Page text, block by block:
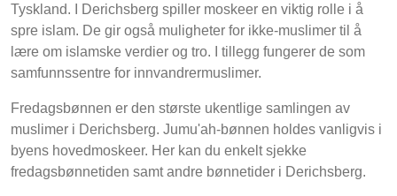
Tyskland. I Derichsberg spiller moskeer en viktig rolle i å
spre islam. De gir også muligheter for ikke-muslimer til å
lære om islamske verdier og tro. I tillegg fungerer de som
samfunnssentre for innvandrermuslimer.
Fredagsbønnen er den største ukentlige samlingen av
muslimer i Derichsberg. Jumu'ah-bønnen holdes vanligvis i
byens hovedmoskeer. Her kan du enkelt sjekke
fredagsbønnetiden samt andre bønnetider i Derichsberg.